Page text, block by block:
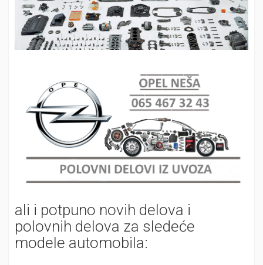
ali i potpuno novih delova i
polovnih delova za sledeće
modele automobila: